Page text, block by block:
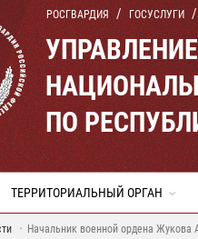
РОСГВАРДИЯ ГОСУСЛУГИ
ПО
ТЕРРИТОРИАЛЬНЫЙ ОРГАН
Начальник военной ордена